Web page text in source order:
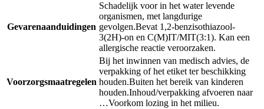
Gevarenaanduidingen
Schadelijk voor in het water levende
organismen, met langdurige
gevolgen.Bevat 1,2-benzisothiazool-
3(2H)-on en C(M)IT/MIT(3:1). Kan een
allergische reactie veroorzaken.
Voorzorgsmaatregelen
Bij het inwinnen van medisch advies, de
verpakking of het etiket ter beschikking
houden.Buiten het bereik van kinderen
houden.Inhoud/verpakking afvoeren naar
…Voorkom lozing in het milieu.